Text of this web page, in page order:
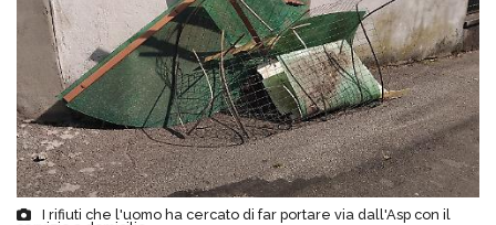
I rifiuti che l'uomo ha cercato di far portare via dall'Asp con il